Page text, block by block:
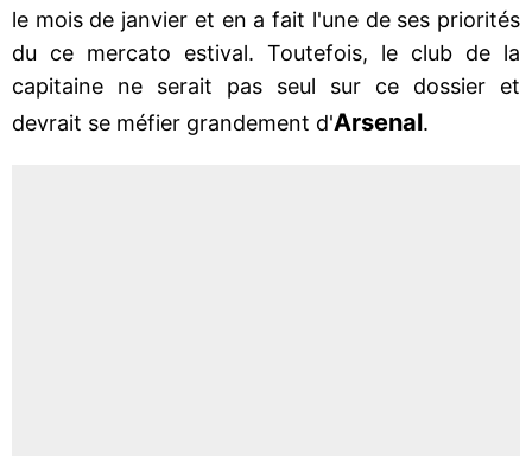
le mois de janvier et en a fait l'une de ses priorités
du ce mercato estival. Toutefois, le club de la
capitaine ne serait pas seul sur ce dossier et
devrait se méfier grandement d'Arsenal.